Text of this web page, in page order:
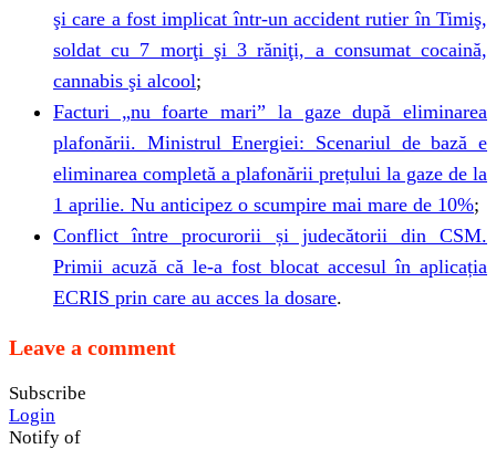
şi care a fost implicat într-un accident rutier în Timiş,
soldat cu 7 morţi şi 3 răniţi, a consumat cocaină,
cannabis şi alcool;
Facturi „nu foarte mari” la gaze după eliminarea
plafonării. Ministrul Energiei: Scenariul de bază e
eliminarea completă a plafonării prețului la gaze de la
1 aprilie. Nu anticipez o scumpire mai mare de 10%;
Conflict între procurorii și judecătorii din CSM.
Primii acuză că le-a fost blocat accesul în aplicația
ECRIS prin care au acces la dosare.
Leave a comment
Subscribe
Login
Notify of